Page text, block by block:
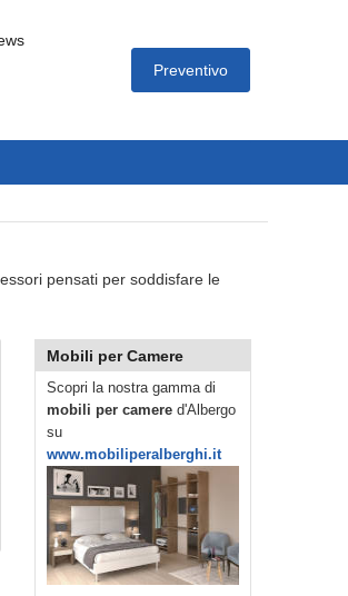
Preventivo
pensati per soddisfare le
Mobili per Camere
Scopri la nostra gamma di
mobili per camere d'Albergo
su
www.mobiliperalberghi.it